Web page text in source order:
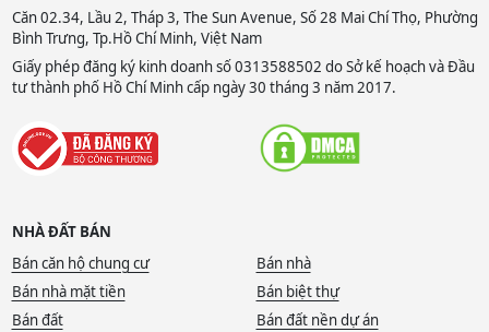
Căn 02.34, Lầu 2, Tháp 3, The Sun Avenue, Số 28 Mai Chí Thọ, Phường
Bình Trưng, Tp.Hồ Chí Minh, Việt Nam
Giấy phép đăng ký kinh doanh số 0313588502 do Sở kế hoạch và Đầu
tư thành phố Hồ Chí Minh cấp ngày 30 tháng 3 năm 2017.
NHÀ ĐẤT BÁN
Bán căn hộ chung cư
Bán nhà
Bán nhà mặt tiền
Bán biệt thự
Bán đất
Bán đất nền dự án